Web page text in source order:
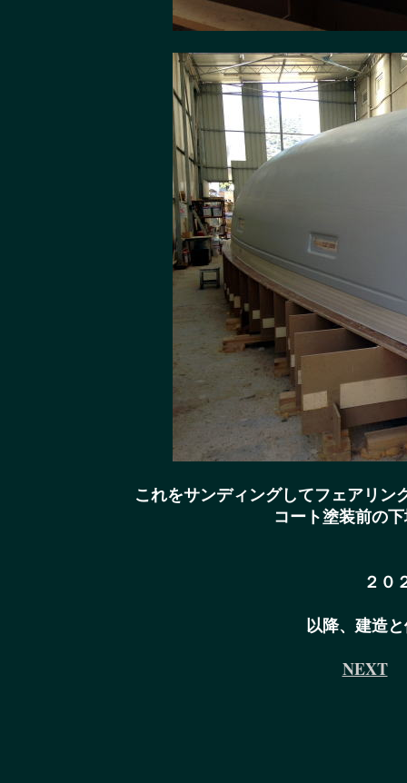
これをサンディングしてフェアリ
コート塗装前の
２０
以降、建造
NEXT